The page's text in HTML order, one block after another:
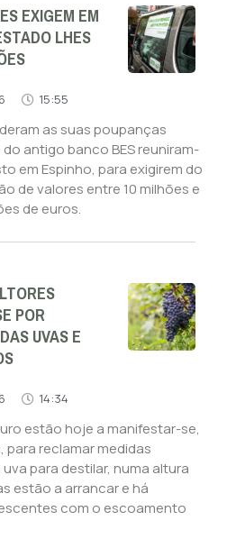
EXIGEM EM
LHES
15:55
as suas poupanças
antigo banco BES reuniram-
em Espinho, para exigirem do
de valores entre 10 milhões e
de euros.
POR
UVAS E
14:34
estão hoje a manifestar-se,
para reclamar medidas
para destilar, numa altura
estão a arrancar e há
com o escoamento